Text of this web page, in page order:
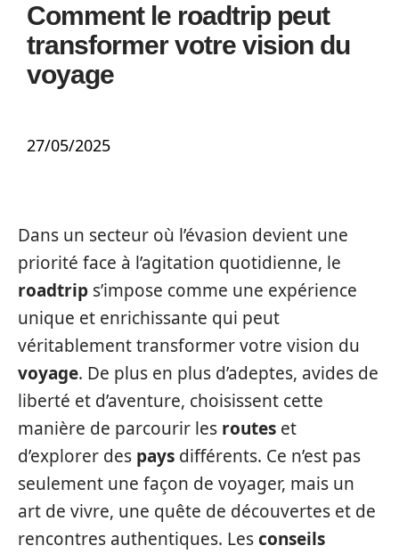
Comment le roadtrip peut
transformer votre vision du
voyage
27/05/2025
Dans un secteur où l’évasion devient une
priorité face à l’agitation quotidienne, le
roadtrip s’impose comme une expérience
unique et enrichissante qui peut
véritablement transformer votre vision du
voyage. De plus en plus d’adeptes, avides de
liberté et d’aventure, choisissent cette
manière de parcourir les routes et
d’explorer des pays différents. Ce n’est pas
seulement une façon de voyager, mais un
art de vivre, une quête de découvertes et de
rencontres authentiques. Lesconseils